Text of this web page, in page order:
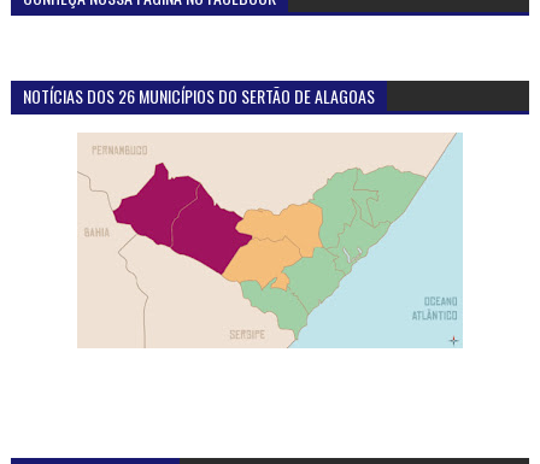
CONHEÇA NOSSA PÁGINA NO FACEBOOK
NOTÍCIAS DOS 26 MUNICÍPIOS DO SERTÃO DE ALAGOAS